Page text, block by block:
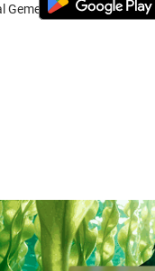
Gemeinsam los. Einfach